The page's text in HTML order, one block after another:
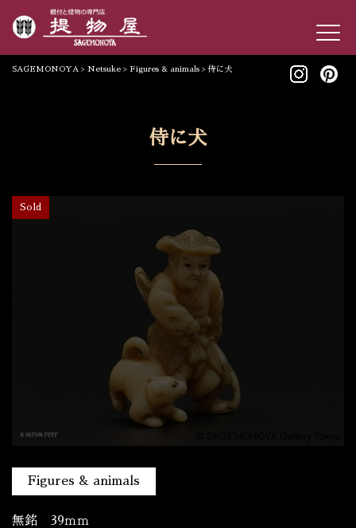
SAGEMONOYA > Netsuke > Figures & animals > 侍に犬
侍に犬
Sold
Figures & animals
無銘 39ｍｍ